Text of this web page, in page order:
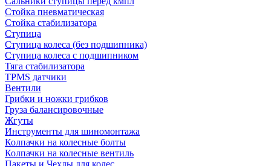
Стойка пневматическая
Стойка стабилизатора
Ступица
Ступица колеса (без подшипника)
Ступица колеса с подшипником
Тяга стабилизатора
TPMS датчики
Вентили
Грибки и ножки грибков
Груза балансировочные
Жгуты
Инструменты для шиномонтажа
Колпачки на колесные болты
Колпачки на колесные вентиль
Пакеты и Чехлы для колес